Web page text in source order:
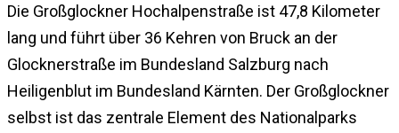
Die Großglockner Hochalpenstraße ist 47,8 Kilometer
lang und führt über 36 Kehren von Bruck an der
Glocknerstraße im Bundesland Salzburg nach
Heiligenblut im Bundesland Kärnten. Der Großglockner
selbst ist das zentrale Element des Nationalparks